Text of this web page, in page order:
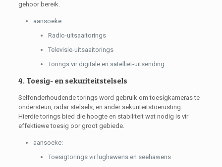
gehoor bereik.
aansoeke:
Radio-uitsaaitorings
Televisie-uitsaaitorings
Torings vir digitale en satelliet-uitsending
4. Toesig- en sekuriteitstelsels
Selfonderhoudende torings word gebruik om toesigkameras te
ondersteun, radar stelsels, en ander sekuriteitstoerusting.
Hierdie torings bied die hoogte en stabiliteit wat nodig is vir
effektiewe toesig oor groot gebiede.
aansoeke:
Toesigtorings vir lughawens en seehawens